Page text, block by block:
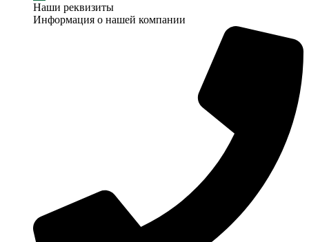
Наши реквизиты
Информация о нашей компании